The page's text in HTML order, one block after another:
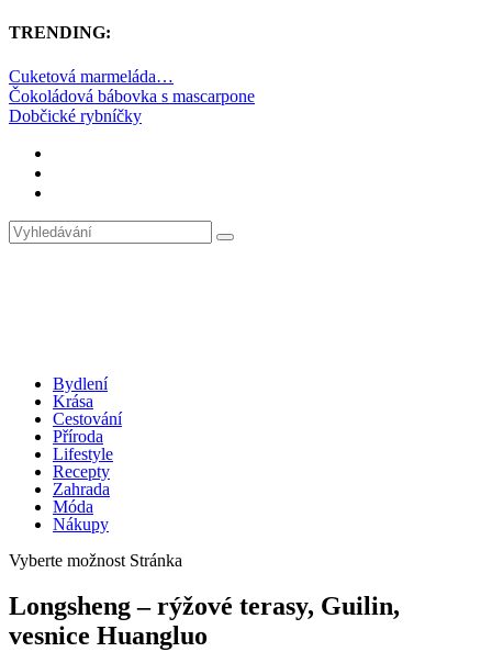
TRENDING:
Cuketová marmeláda…
Čokoládová bábovka s mascarpone
Dobčické rybníčky
Bydlení
Krása
Cestování
Příroda
Lifestyle
Recepty
Zahrada
Móda
Nákupy
Vyberte možnost Stránka
Longsheng – rýžové terasy, Guilin,
vesnice Huangluo